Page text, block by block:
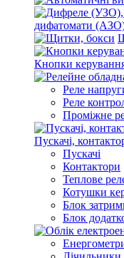
дифатомати
Кнопки
Реле
Реле
Проміжне
Пускачі,
Пускачі
Контактори
Теплове
Котушки
Блок
Блок